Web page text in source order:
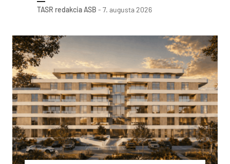
TASR redakcia ASB - 7. augusta 2026